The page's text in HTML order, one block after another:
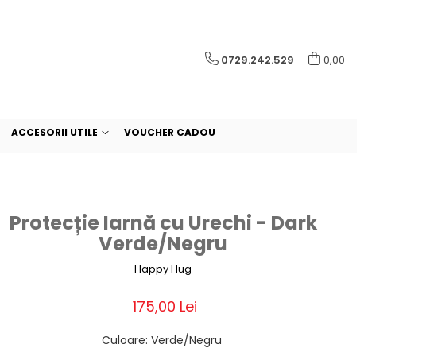
0729.242.529 0,00
ACCESORII UTILE VOUCHER CADOU
Protecție Iarnă cu Urechi - Dark
Verde/Negru
Happy Hug
175,00 Lei
Culoare: Verde/Negru